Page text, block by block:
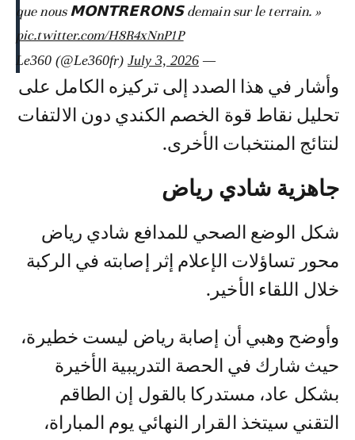
que nous 𝗠𝗢𝗡𝗧𝗥𝗘𝗥𝗢𝗡𝗦 demain sur le terrain. »
pic.twitter.com/H8R4xNnP1P
— Le360 (@Le360fr)
July 3, 2026
وأشار في هذا الصدد إلى تركيزه الكامل على
تحليل نقاط قوة الخصم الكندي دون الالتفات
لنتائج المنتخبات الأخرى.
جاهزية شادي رياض
شكل الوضع الصحي للمدافع شادي رياض
محور تساؤلات الإعلام إثر إصابته في الركبة
خلال اللقاء الأخير.
وأوضح وهبي أن إصابة رياض ليست خطيرة،
حيث شارك في الحصة التدريبية الأخيرة
بشكل عاد، مستدركا بالقول إن الطاقم
التقني سيتخذ القرار النهائي يوم المباراة،